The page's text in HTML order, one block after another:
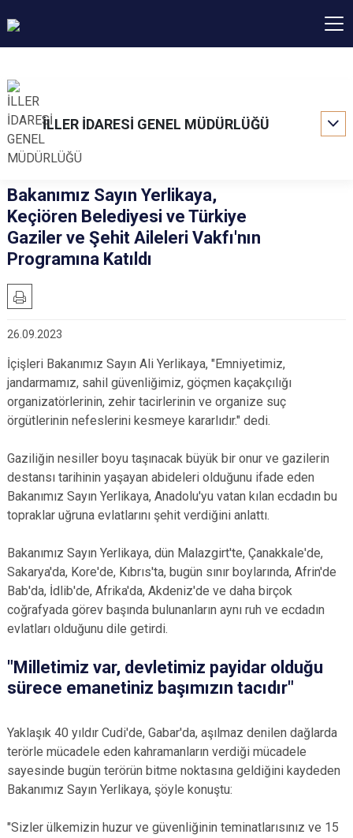
İLLER İDARESİ GENEL MÜDÜRLÜĞÜ
Bakanımız Sayın Yerlikaya,
Keçiören Belediyesi ve Türkiye
Gaziler ve Şehit Aileleri Vakfı'nın
Programına Katıldı
26.09.2023
İçişleri Bakanımız Sayın Ali Yerlikaya, "Emniyetimiz,
jandarmamız, sahil güvenliğimiz, göçmen kaçakçılığı
organizatörlerinin, zehir tacirlerinin ve organize suç
örgütlerinin nefeslerini kesmeye kararlıdır." dedi.
Gaziliğin nesiller boyu taşınacak büyük bir onur ve gazilerin
destansı tarihinin yaşayan abideleri olduğunu ifade eden
Bakanımız Sayın Yerlikaya, Anadolu'yu vatan kılan ecdadın bu
topraklar uğruna evlatlarını şehit verdiğini anlattı.
Bakanımız Sayın Yerlikaya, dün Malazgirt'te, Çanakkale'de,
Sakarya'da, Kore'de, Kıbrıs'ta, bugün sınır boylarında, Afrin'de
Bab'da, İdlib'de, Afrika'da, Akdeniz'de ve daha birçok
coğrafyada görev başında bulunanların aynı ruh ve ecdadın
evlatları olduğunu dile getirdi.
"Milletimiz var, devletimiz payidar olduğu
sürece emanetiniz başımızın tacıdır"
Yaklaşık 40 yıldır Cudi'de, Gabar'da, aşılmaz denilen dağlarda
terörle mücadele eden kahramanların verdiği mücadele
sayesinde bugün terörün bitme noktasına geldiğini kaydeden
Bakanımız Sayın Yerlikaya, şöyle konuştu:
"Sizler ülkemizin huzur ve güvenliğinin teminatlarısınız ve 15